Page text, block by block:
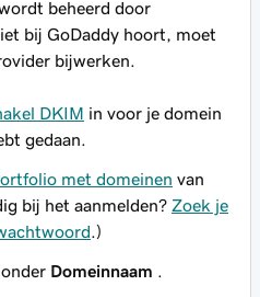
beheerd door
bij GoDaddy hoort, moet
bijwerken.
DKIM in voor je domein
gedaan.
met domeinen van
bij het aanmelden? Zoek je
.)
Domeinnaam